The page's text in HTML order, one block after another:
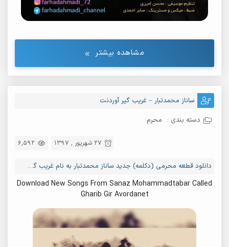
مشاهده بیشتر
ساناز محمدتبار – غریب گیر آوردنت
دسته بندی : محرم
6,592 27 شهریور , 1397
دانلود قطعه محرمی (دکلمه) جدید ساناز محمدتبار به نام غریب گیر آوردنت
Download New Songs From Sanaz Mohammadtabar Called
Gharib Gir Avordanet